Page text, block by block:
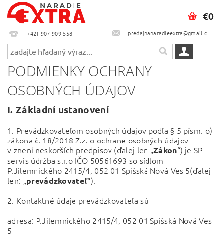
+421 907 909 558 predajnanaradieextra@gmail.com
€0
PODMIENKY OCHRANY
OSOBNÝCH ÚDAJOV
I. Základní ustanovení
1. Prevádzkovateľom osobných údajov podľa § 5 písm. o)
zákona č. 18/2018 Z.z. o ochrane osobných údajov
v znení neskorších predpisov (ďalej len „Zákon“) je SP
servis údržba s.r.o IČO 50561693 so sídlom
P.Jilemnického 2415/4, 052 01 Spišská Nová Ves 5(ďalej
len: „prevádzkovateľ“).
2. Kontaktné údaje prevádzkovateľa sú
adresa: P.Jilemnického 2415/4, 052 01 Spišská Nová Ves
5